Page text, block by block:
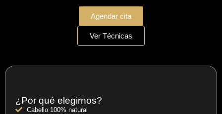
Agendar cita
Ver Técnicas
¿Por qué elegirnos?
Cabello 100% natural